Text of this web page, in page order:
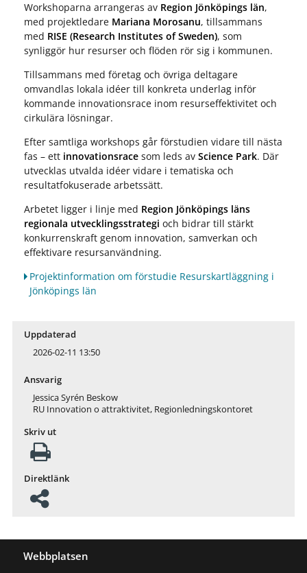
Workshoparna arrangeras av Region Jönköpings län,
med projektledare Mariana Morosanu, tillsammans
med RISE (Research Institutes of Sweden), som
synliggör hur resurser och flöden rör sig i kommunen.
Tillsammans med företag och övriga deltagare
omvandlas lokala idéer till konkreta underlag inför
kommande innovationsrace inom resurseffektivitet och
cirkulära lösningar.
Efter samtliga workshops går förstudien vidare till nästa
fas – ett innovationsracesom leds av Science Park. Där
utvecklas utvalda idéer vidare i tematiska och
resultatfokuserade arbetssätt.
Arbetet ligger i linje med Region Jönköpings läns
regionala utvecklingsstrategi och bidrar till stärkt
konkurrenskraft genom innovation, samverkan och
effektivare resursanvändning.
Projektinformation om förstudie Resurskartläggning i
Jönköpings län
Uppdaterad
2026-02-11 13:50
Ansvarig
Jessica Syrén Beskow
RU Innovation o attraktivitet, Regionledningskontoret
Skriv ut
Direktlänk
Webbplatsen